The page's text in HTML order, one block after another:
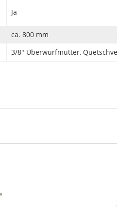
Ja
ca. 800 mm
3/8" Überwurfmutter,